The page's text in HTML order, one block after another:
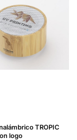
TROPIC
logo